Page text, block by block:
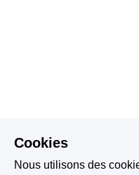
Cookies
Nous utilisons des